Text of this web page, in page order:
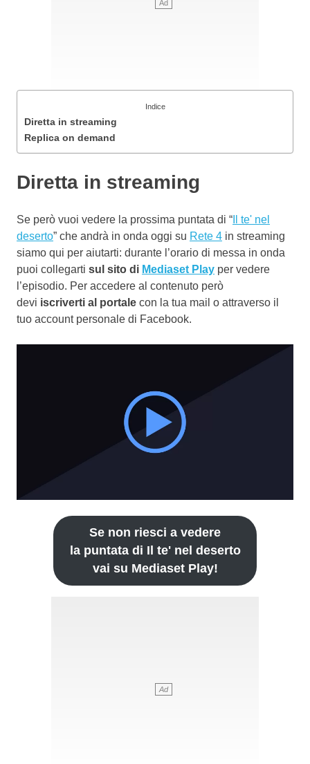
Indice
Diretta in streaming
Replica on demand
Diretta in streaming
Se però vuoi vedere la prossima puntata di “ Il te' nel
deserto” che andrà in onda oggi su Rete 4 in streaming
siamo qui per aiutarti: durante l’orario di messa in onda
puoi collegarti sul sito di Mediaset Play per vedere
l’episodio. Per accedere al contenuto però
devi iscriverti al portale con la tua mail o attraverso il
tuo account personale di Facebook.
Se non riesci a vedere
la puntata di Il te' nel deserto
vai su Mediaset Play!